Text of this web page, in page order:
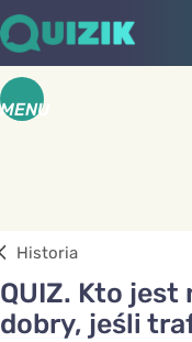
MENU
Historia
QUIZ. Kto jest
dobry, jeśli